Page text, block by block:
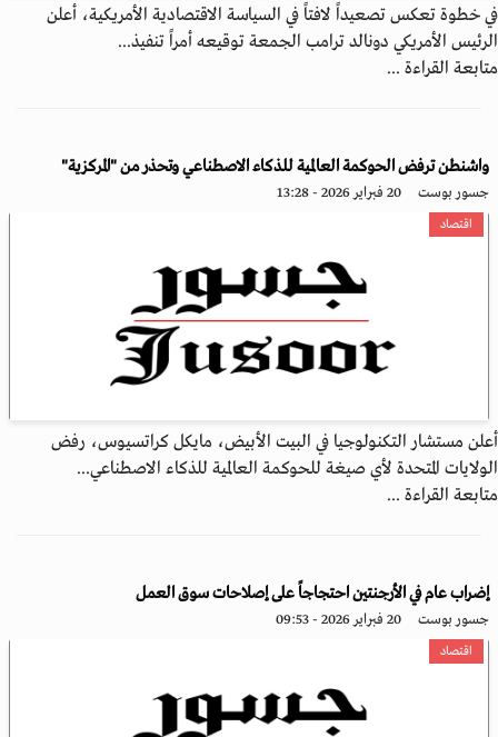
في خطوة تعكس تصعيداً لافتاً في السياسة الاقتصادية الأمريكية، أعلن
الرئيس الأمريكي دونالد ترامب الجمعة توقيعه أمراً تنفيذ...
متابعة القراءة ...
واشنطن ترفض الحوكمة العالمية للذكاء الاصطناعي وتحذر من "المركزية"
جسور بوست 20 فبراير 2026 - 13:28
اقتصاد
أعلن مستشار التكنولوجيا في البيت الأبيض، مايكل كراتسيوس، رفض
الولايات المتحدة لأي صيغة للحوكمة العالمية للذكاء الاصطناعي...
متابعة القراءة ...
إضراب عام في الأرجنتين احتجاجاً على إصلاحات سوق العمل
جسور بوست 20 فبراير 2026 - 09:53
اقتصاد